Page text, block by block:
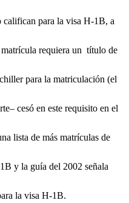
califican para la visa H-1B, a
requiera un título de
para la matriculación (el
cesó en este requisito en el
lista de más matrículas de
y la guía del 2002 señala
la visa H-1B.